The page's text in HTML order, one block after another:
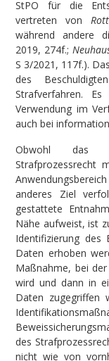
StPO für die
vertreten von
während andere
2019, 274f.;
S 3/2021, 117f.).
des
Strafverfahren.
Verwendung im
auch bei
Obwohl das
Strafprozessrecht
anderes Ziel
gestattete
Nähe aufweist, ist
Identifizierung des
Daten erhoben
Maßnahme, bei
wird und dann in
Daten zugegriffen
des
nicht wie von